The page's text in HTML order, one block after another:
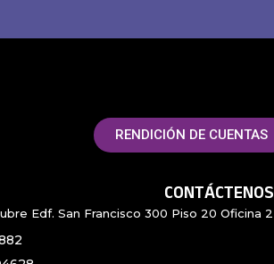
RENDICIÓN DE CUENTAS
CONTÁCTENOS
Edf. San Francisco 300 Piso 20 Oficina 2